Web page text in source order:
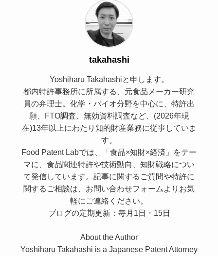
takahashi
Yoshiharu Takahashiと申します。
都内特許事務所に所属する、元食品メーカー研究
員の弁理士。化学・バイオ分野を中心に、特許出
願、FTO調査、無効資料調査など、(2026年現
在)13年以上にわたり知的財産業務に従事していま
す。
Food Patent Labでは、「食品×知財×経済」をテー
マに、食品関連特許や技術動向、知財戦略につい
て発信しています。記事に関するご質問や特許に
関するご相談は、お問い合わせフォームよりお気
軽にご連絡ください。
ブログの定期更新：毎月1日・15日
About the Author
Yoshiharu Takahashi is a Japanese Patent Attorney